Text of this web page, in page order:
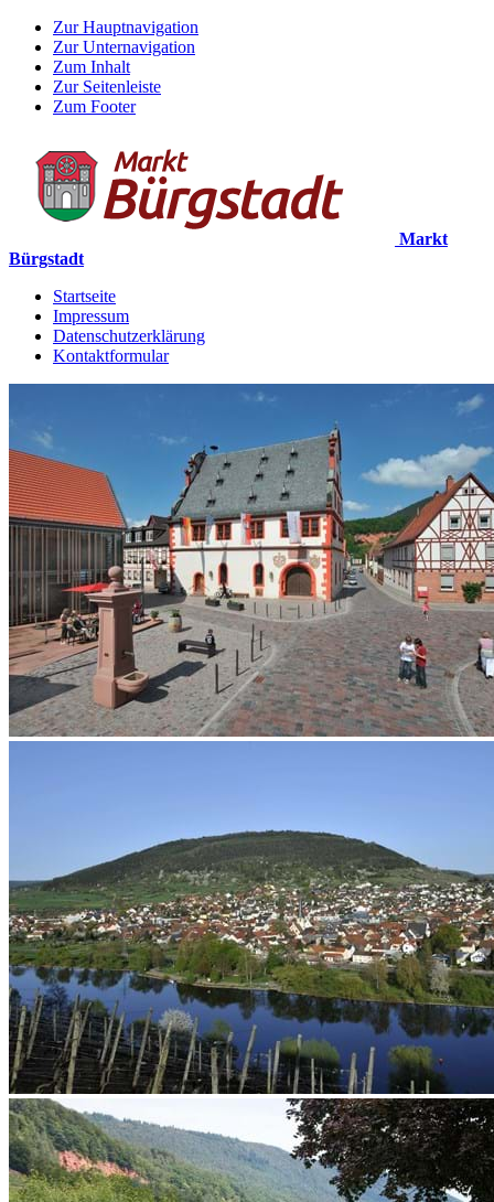
Zur Hauptnavigation
Zur Unternavigation
Zum Inhalt
Zur Seitenleiste
Zum Footer
Markt
Bürgstadt
Startseite
Impressum
Datenschutzerklärung
Kontaktformular